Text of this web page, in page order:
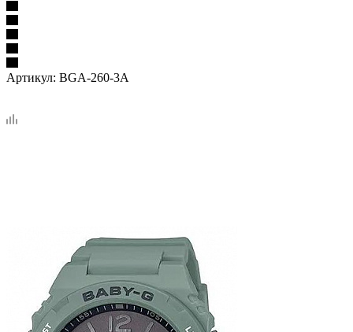
Артикул: BGA-260-3A